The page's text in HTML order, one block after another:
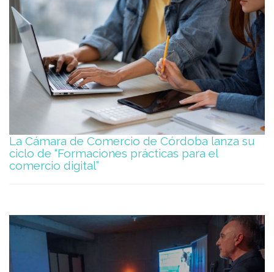
La Cámara de Comercio de Córdoba lanza su
ciclo de “Formaciones prácticas para el
comercio digital”